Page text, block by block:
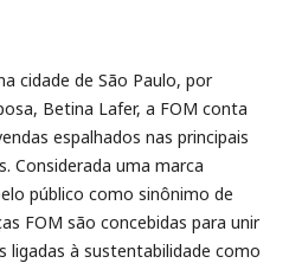
cidade de São Paulo, por
Betina Lafer, a FOM conta
espalhados nas principais
Considerada uma marca
público como sinônimo de
FOM são concebidas para unir
ligadas à sustentabilidade como